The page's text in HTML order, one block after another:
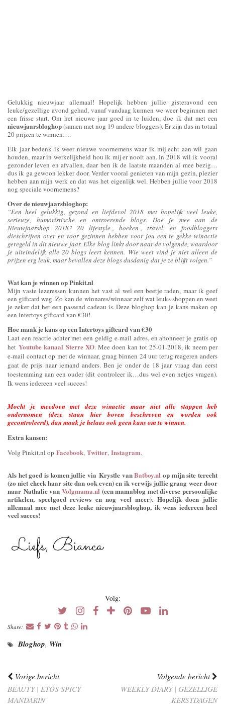
Gelukkig nieuwjaar allemaal! Hopelijk hebben jullie gisteravond een
leuke/gezellige avond gehad, vanaf vandaag kunnen we weer beginnen met
een frisse start. Om het nieuwe jaar goed in te luiden, doe ik dat met een
nieuwjaarsbloghop(samen met nog 19 andere bloggers). Er zijn dus in totaal
20 prijzen te winnen….
Elk jaar bedenk ik weer nieuwe voornemens waar ik mij echt aan wil gaan
houden, maar in werkelijkheid hou ik mij er nooit aan. In 2018 wil ik vooral
gezonder leven en afvallen, daar ben ik de laatste maanden al mee bezig…
dus ik ga gewoon lekker door. Verder vooral genieten van mijn gezin, plezier
hebben aan mijn werk en dat was het eigenlijk wel. Hebben jullie voor 2018
nog speciale voornemens?
Over de nieuwjaarsbloghop:
“Een heel gelukkig, gezond en liefdevol 2018 met hopelijk veel leuke,
serieuze, humoristische en ontroerende blogs. Doe je mee aan de
Nieuwjaarshop 2018? 20 lifestyle-, boeken-, travel- en foodbloggers
dieschrijven over en voor gezinnen hebben voor jou een te gekke winactie
geregeld in dit nieuwe jaar. Elke blog linkt door naar de volgende, waardoor
je uiteindelijk alle 20 blogs leert kennen. Wie weet vind je niet alleen de
prijzen erg leuk, maar bevallen deze blogs dusdanig dat je ze blijft volgen.”
Wat kan je winnen op Pinkit.nl
Mijn vaste lezeressen kunnen het vast al wel een beetje raden, maar ik geef
een giftcard weg. Zo kan de winnares/winnaar zelf wat leuks shoppen en weet
je zeker dat het een passend cadeau is. Deze bloghop kan je kans maken op
een Intertoys giftcard van €30!
Hoe maak je kans op een Intertoys giftcard van €30
Laat een reactie achter met een geldig e-mail adres, en abonneer je gratis op
het Youtube kanaal Sterre XO. Mee doen kan tot 25-01-2018, ik neem per
e-mail contact op met de winnaar, graag binnen 24 uur terug reageren anders
gaat de prijs naar iemand anders. Ben je onder de 18 jaar vraag dan eerst
toestemming aan een ouder (dit controleer ik…dus wel even netjes vragen).
Ik wens iedereen veel succes!
Mocht je meedoen met deze winactie maar niet alle stappen heb
ondernomen (deze staan hier boven beschreven en worden ook
gecontroleerd), dan maak je helaas ook geen kans om te winnen.
Extra kansen:
Volg Pinkit.nl op Facebook, Twitter, Instagram.
Als het goed is komen jullie via Krystle vanBatboy.nl op mijn site terecht
(zo niet check haar site dan ook even) en ik verwijs jullie graag weer door
naar Nathalie van Volgmama.nl (een mamablog met diverse persoonlijke
artikelen, speelgoed reviews en nog veel meer). Hopelijk doen jullie
allemaal mee met deze leuke nieuwjaarsbloghop, ik wens iedereen heel
veel succes!
Volg:
Share:
Bloghop, Win
Vorige bericht
BEAUTY | ETOS SPICY
MANDARIN
Volgende bericht
WEEKLY DIARY | GEZELLIGE
KERSTDAGEN